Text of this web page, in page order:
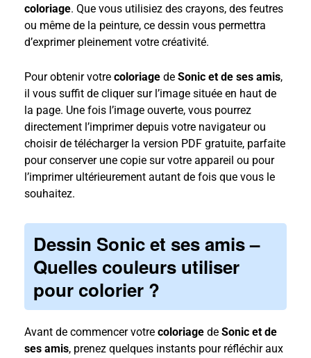
coloriage. Que vous utilisiez des crayons, des feutres
ou même de la peinture, ce dessin vous permettra
d’exprimer pleinement votre créativité.
Pour obtenir votre coloriage de Sonic et de ses amis,
il vous suffit de cliquer sur l’image située en haut de
la page. Une fois l’image ouverte, vous pourrez
directement l’imprimer depuis votre navigateur ou
choisir de télécharger la version PDF gratuite, parfaite
pour conserver une copie sur votre appareil ou pour
l’imprimer ultérieurement autant de fois que vous le
souhaitez.
Dessin Sonic et ses amis –
Quelles couleurs utiliser
pour colorier ?
Avant de commencer votre coloriage de Sonic et de
ses amis, prenez quelques instants pour réfléchir aux